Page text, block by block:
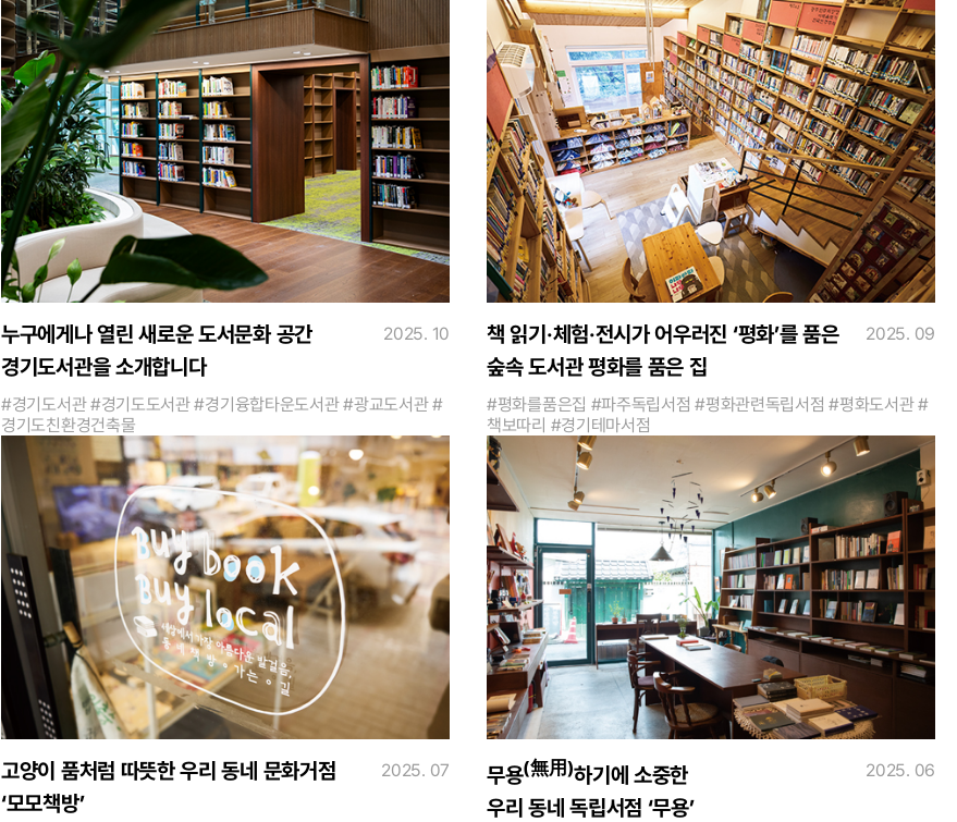
누구에게나 열린 새로운 도서문화 공간
경기도서관을 소개합니다
2025. 10
#경기도서관 #경기도도서관 #경기융합타운도서관 #광교도서관 #
경기도친환경건축물
책 읽기·체험·전시가 어우러진 ‘평화’를 품은
숲속 도서관 평화를 품은 집
2025. 09
#평화를품은집 #파주독립서점 #평화관련독립서점 #평화도서관 #
책보따리 #경기테마서점
고양이 품처럼 따뜻한 우리 동네 문화거점
‘모모책방’
2025. 07 무용(無用)하기에 소중한
우리 동네 독립서점 ‘무용’
2025. 06